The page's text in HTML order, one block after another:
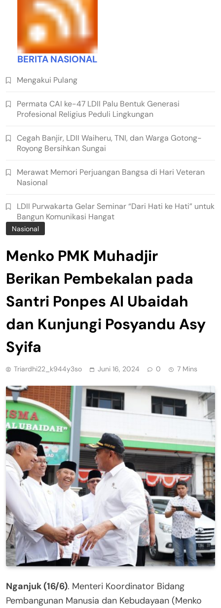
Nasional
Menko PMK Muhadjir
Berikan Pembekalan pada
Santri Ponpes Al Ubaidah
dan Kunjungi Posyandu Asy
Syifa
Triardhi22_k944y3so Juni 16, 2024 0 7 Mins
Nganjuk (16/6). Menteri Koordinator Bidang
Pembangunan Manusia dan Kebudayaan (Menko
BERITA NASIONAL
Mengakui Pulang
Permata CAI ke-47 LDII Palu Bentuk Generasi
Profesional Religius Peduli Lingkungan
Cegah Banjir, LDII Waiheru, TNI, dan Warga Gotong-
Royong Bersihkan Sungai
Merawat Memori Perjuangan Bangsa di Hari Veteran
Nasional
LDII Purwakarta Gelar Seminar “Dari Hati ke Hati” untuk
Bangun Komunikasi Hangat